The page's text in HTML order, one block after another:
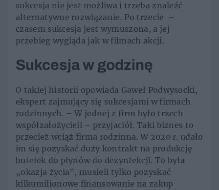
sukcesja nie jest możliwa i trzeba znaleźć
alternatywne rozwiązanie. Po trzecie –
czasem sukcesja jest wymuszona, a jej
przebieg wygląda jak w filmach akcji.
Sukcesja w godzinę
O takiej historii opowiada Gaweł Podwysocki,
ekspert zajmujący się sukcesjami w firmach
rodzinnych. – W jednej z firm było trzech
współzałożycieli – przyjaciół. Taki biznes to
przecież wciąż firma rodzinna. W 2020 r. udało
im się pozyskać duży kontrakt na produkcję
butelek do płynów do dezynfekcji. To była
„okazja życia”, musieli tylko pozyskać
kilkumilionowe finansowanie na zakup